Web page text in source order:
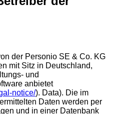
der Personio SE & Co. KG
mit Sitz in Deutschland,
und
anbietet
notice/). Data). Die im
Daten werden per
und in einer Datenbank